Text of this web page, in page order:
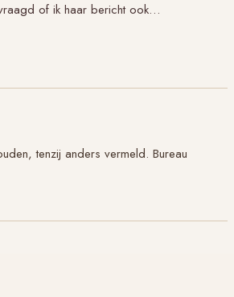
of ik haar bericht ook…
tenzij anders vermeld. Bureau